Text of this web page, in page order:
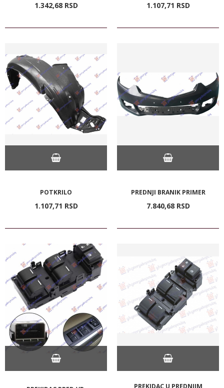
1.342,68 RSD 1.107,71 RSD
POTKRILO
1.107,71 RSD
PREDNJI BRANIK PRIMER
7.840,68 RSD
PREKIDAC U PREDNJIM